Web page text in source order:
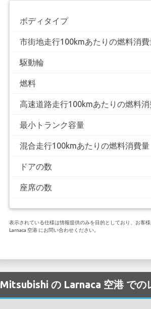
ボディタイプ
市街地走行100kmあたりの燃料消費
駆動輪
燃料
高速道路走行100kmあたりの燃料
最小トランク容量
混合走行100kmあたりの燃料消費量
ドアの数
座席の数
表示されている仕様は情報提供のみを目的としており、お客
Larnaca 空港 にお問い合わせください。
Mitsubishi の Larnaca 空港 での